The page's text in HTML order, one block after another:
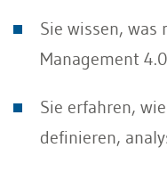
Sie wissen, was
Management
Sie erfahren,
definieren,